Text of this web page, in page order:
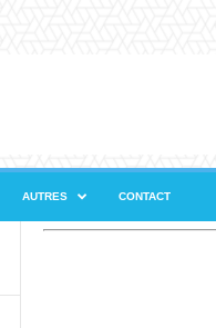
AUTRES CONTACT